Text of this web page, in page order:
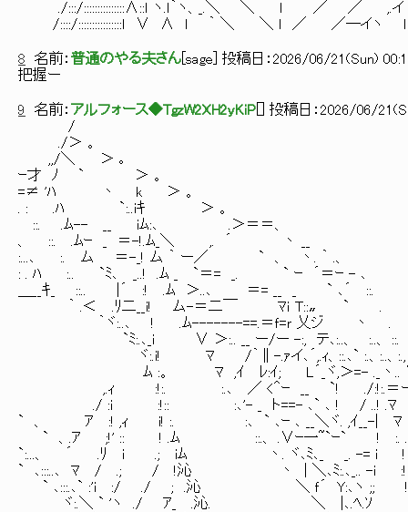
./:::/:::::::::::::::∧::ｌ ヽ.ｌ｀ヽ、_.＼ ＼ ｌ ／ ／ ,.イ
/::::/::::::::::::::::ｌ ∨ ∧ ｌ ｀ ＼ ＼ ｌ ／ ／─イヽ ｌ
8 名前： 普通のやる夫さん sage ] 投稿日： 2026/06/21(Sun)
把握ー
9 名前： アルフォース◆TgzW2XH2yKiP ] 投稿日： 2026/06/
/
./＞ 。
,,/＼ ＞ ｡
ｰ才 ﾉ ` ＞ 。
=≠ 'ﾊ 丶 k ＞ 。
. : .ﾊ `:..iｷ ＞ 。
::. .ﾑ-- __ iﾑ:､ .＞＝＝、
、 ::. .ﾑｰ _ ＝-!.ﾑ_＼ ,. ´ 丶 __
:...､ :. ム ＝-_! ム ｀ ー／ ` 、 丶. ｀ .、
: . ﾊ :.. `ﾐ､ _..! .ﾑ _ `＝= _. ` ｰ ´＝ｰ - ､
＿__ｷ_ ::.. |´ :! .ﾑ ＞..､ ＝= __ _ ` ､´ ::.
｀ .＜ .ﾘ二__i! ム-＝二￣ ﾏｉ T::〟 ` .
｀ヾ:..､ ! .ﾑ-------==.＝ｆ=ｒ 乂ジ 丶 . それで
`ﾐ:.､_i ∨ ＞:.. __ ー/ー -:, テ､:..、 :..、
ヾ:.i! ﾏ /｀∥-.ｧイ､´,.ｨ、::.､` :.、:..、:.,
ﾑ :。 ﾏ ,ｲ ﾚ:ｲ; L´_ヾ,＞=- ._
,.ｨ :!:. :.､ ／ <＾ｰ __ `! ./:!:.＝
./ :i :!:: :､'- _ ト==- ､` ､ ! / ..! .ﾏ
` 、 ｱ :! ,ｨ i! :. :､ ` ､ｰ ､ __＼ヾ. ,ｲ__-| ﾏ .
` 、.ｱ ;!' :: ! .ﾑ ::.、 .∨ｰ一~`ｰ` ! :. .ｱ : .
`:...、 ´ .ﾘ i .; iﾑ 丶. ヾ､ﾐ､_ _. -= i ! : . :
` ､:::..､ ﾏ / .; / !沁 丶 | ＼､ﾐ:.､_.. -i :! : . :
` ､:::.､` :'i :/ ./ ; .沁 ＼ ｆ´ Y:､ヽ ;; ! : .
ヾ:.＼ ` 'ヽ ./ ｱ_ .沁. ＼ |､.ﾍ.ｿ ! : . :